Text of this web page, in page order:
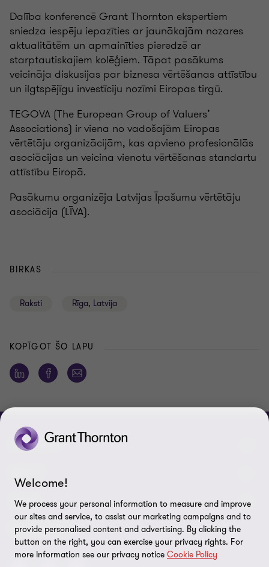
Dalība konferencē Grant Thornton ekspertiem
sniedza iespēju iepazīties ar jaunākajām nozares
aktualitātēm un apmainīties pieredzē ar
starptautiskajiem kolēģiem. Tāpat pasākums
veicināja diskusijas par biznesa vērtēšanas attīstību
un ilgtspējīgu investīciju nozīmi Eiropas tirgū.
TEGOVA (The European Group of Valuers’
Associations) ir viena no vadošajām Eiropas
vērtētāju organizācijām, kas apvieno profesionālās
asociācijas un veicina vienotu vērtēšanas standartu
attīstību Eiropā.
Pasākumu organizēja Latvijas Īpašumu vērtētāju
asociācija (LĪVA).
BIRKAS
Raksti Rīga, Latvija
KOPĪGOT ŠO LAPU
CONNECT
Sazinieties ar mums
Grant Thornton Baltic Lietuvā
Grant Thornton Baltic Igaunijā
Par mums
Atklātības ziņojumi
Digitālo prasmju attīstība
LEGAL
Privātuma politika
Likumība
SEKO MUMS
Welcome!
We process your personal information to measure and improve
our sites and service, to assist our marketing campaigns and to
provide personalised content and advertising. By clicking the
button on the right, you can exercise your privacy rights. For
more information see our privacy notice Cookie Policy